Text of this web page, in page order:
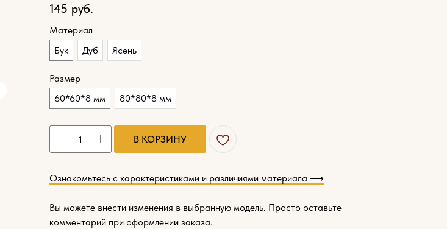
145 руб.
Материал
Бук
Дуб Ясень
Размер
60*60*8 мм
80*80*8 мм
В КОРЗИНУ
Ознакомьтесь с характеристиками и различиями материала ⟶
Вы можете внести изменения в выбранную модель. Просто оставьте
комментарий при оформлении заказа.